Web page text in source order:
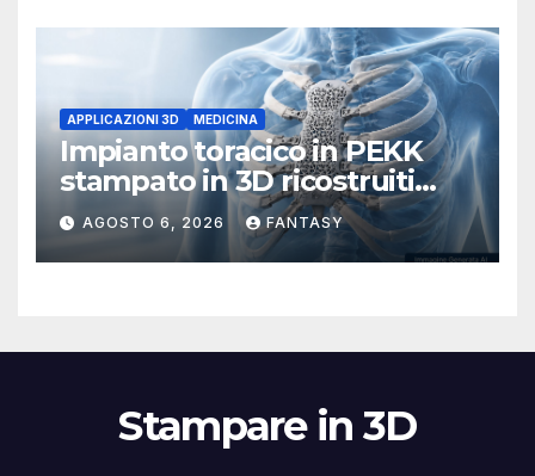
APPLICAZIONI 3D MEDICINA
Impianto toracico in PEKK
stampato in 3D ricostruiti
sterno e costole dopo un
tumore raro
AGOSTO 6, 2026 FANTASY
Stampare in 3D